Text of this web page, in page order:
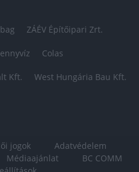
ZÁÉV Építőipari Zrt.
Colas
Kft. West Hungária Bau Kft.
jogok
Adatvédelem
Médiaajánlat
BC COMM